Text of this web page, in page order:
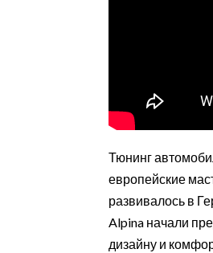
Тюнинг
европейские
развивалось в
Alpina начали
дизайну и